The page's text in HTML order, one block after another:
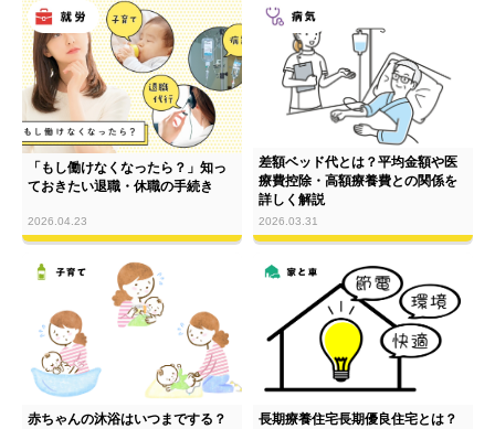
「もし働けなくなったら？」知っ
ておきたい退職・休職の手続き
2026.04.23
差額ベッド代とは？平均金額や医
療費控除・高額療養費との関係を
詳しく解説
2026.03.31
赤ちゃんの沐浴はいつまでする？
長期療養住宅長期優良住宅とは？